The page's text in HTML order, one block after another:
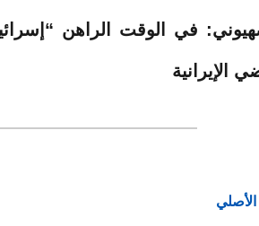
في الوقت الراهن
الإيرانية